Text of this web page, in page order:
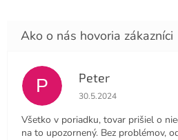
P Peter
Hodnotenie obchodu je
30.5.2024
Všetko v poriadku, tovar prišiel o
na to upozornený. Bez problémov,